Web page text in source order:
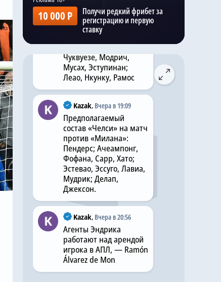
10 000 Р
Получи редкий фрибет за
регистрацию и первую
ставку
Прогнозируемый
состав «Милана» на
матч с «Челси»:
Терраччано; Томори,
Габбия, Павлович;
Чуквуезе, Модрич,
Мусах, Эступинан;
Леао, Нкунку, Рамос
Kazak, Вчера в 19:09
Предполагаемый
состав «Челси» на матч
против «Милана»:
Пендерс; Ачеампонг,
Фофана, Сарр, Хато;
Эстевао, Эссуго, Лавиа,
Мудрик; Делап,
Джексон.
Kazak, Вчера в 20:56
Агенты Эндрика
работают над арендой
игрока в АПЛ, — Ramón
Álvarez de Mon